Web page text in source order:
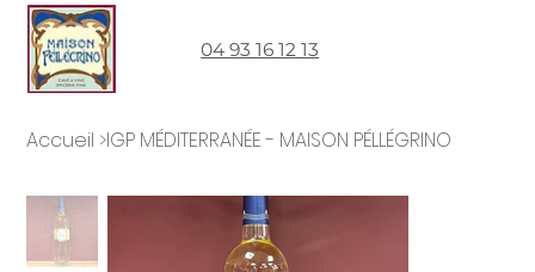
04 93 16 12 13
Accueil >IGP MÉDITERRANÉE - MAISON PÉLLÉGRINO